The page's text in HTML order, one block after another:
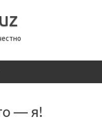
— я!